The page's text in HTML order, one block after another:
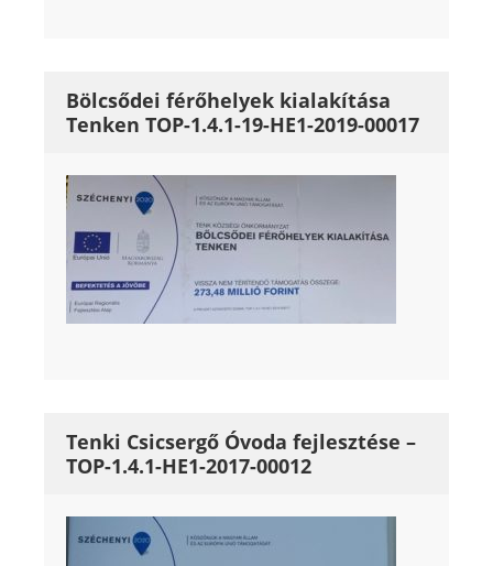
Bölcsődei férőhelyek kialakítása
Tenken TOP-1.4.1-19-HE1-2019-00017
Tenki Csicsergő Óvoda fejlesztése –
TOP-1.4.1-HE1-2017-00012